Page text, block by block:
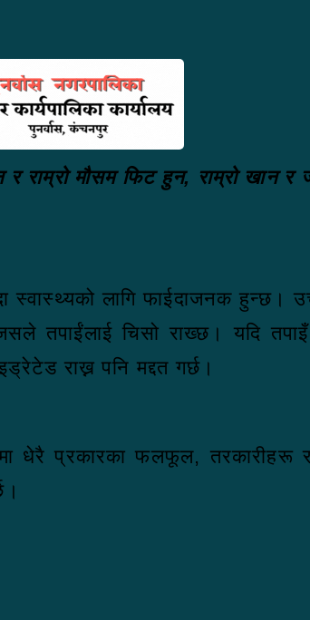
र राम्रो मौसम फिट हुन, राम्रो खान
स्वास्थ्यको लागि फाईदाजनक हुन्छ।
तपाईंलाई चिसो राख्छ। यदि
राख्न पनि मद्दत गर्छ।
धेरै प्रकारका फलफूल,